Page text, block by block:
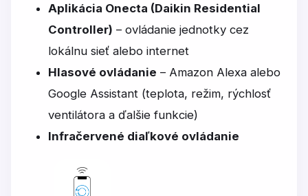
Aplikácia Onecta (Daikin Residential
Controller) – ovládanie jednotky cez
lokálnu sieť alebo internet
Hlasové ovládanie – Amazon Alexa alebo
Google Assistant (teplota, režim, rýchlosť
ventilátora a ďalšie funkcie)
Infračervené diaľkové ovládanie